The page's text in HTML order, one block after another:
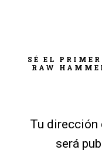
SÉ EL
RAW
Tu dirección
será